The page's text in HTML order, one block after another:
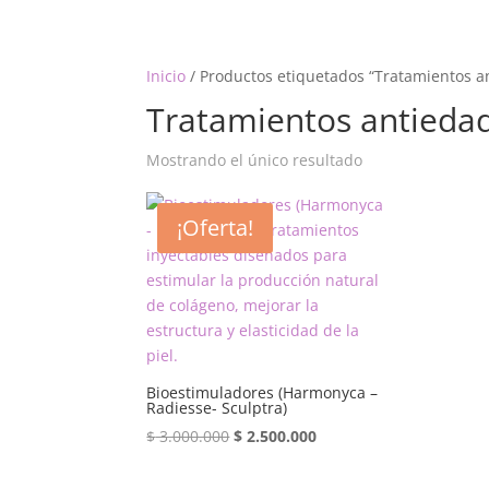
Inicio / Productos etiquetados “Tratamientos
Tratamientos
Mostrando el único resultado
¡Oferta!
Bioestimuladores (Harmonyca –
Radiesse- Sculptra)
$3.000.000El
$ 2.500.000El